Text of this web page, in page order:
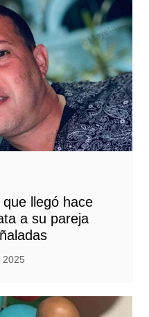
llegó hace
a su pareja
2025